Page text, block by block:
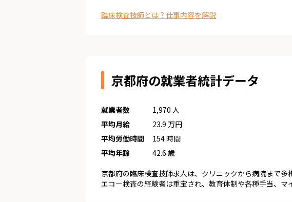
臨床検査技師とは？仕事内容を解説
京都府の就業者統計データ
就業者数
1,970 人
平均月給
23.9 万円
平均労働時間
154 時間
平均年齢
42.6 歳
京都府の臨床検査技師求人は、クリニックから病院まで多
エコー検査の経験者は重宝され、教育体制や各種手当、マ